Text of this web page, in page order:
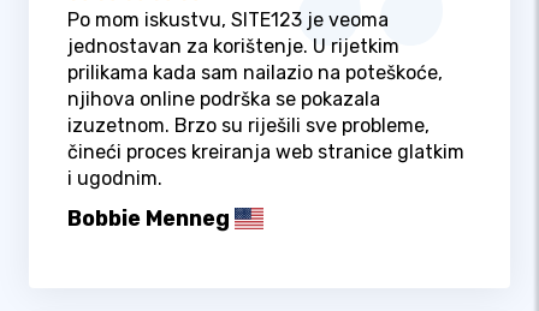
Po mom iskustvu, SITE123 je veoma
jednostavan za korištenje. U rijetkim
prilikama kada sam nailazio na poteškoće,
njihova online podrška se pokazala
izuzetnom. Brzo su riješili sve probleme,
čineći proces kreiranja web stranice glatkim
i ugodnim.
Bobbie Menneg